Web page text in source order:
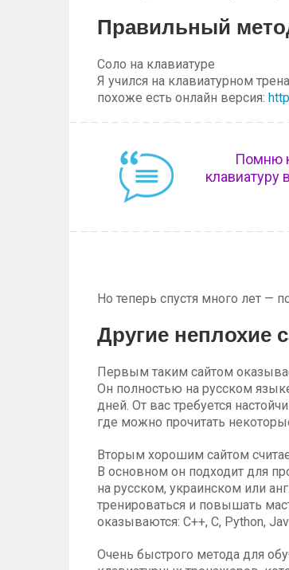
Правильный
Соло на клавиатуре
Я учился на клавиатурном
похоже есть онлайн версия:
Помню
Но теперь спустя много лет —
Другие неплохие
Первым таким сайтом
Он полностью на русском
дней. От вас требуется
где можно прочитать
Вторым хорошим сайтом
В основном он подходит для
на русском, украинском или
тренироваться и повышать
оказываются: C++, C, Python,
Очень быстрого метода для